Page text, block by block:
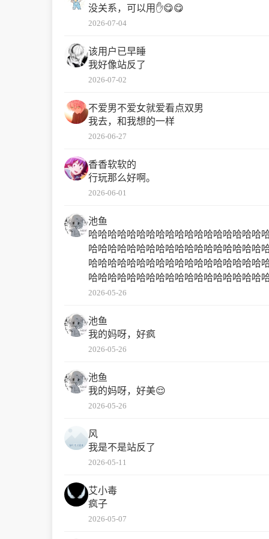
没关系，可以用✋😋😋
2026-07-04
该用户已早睡
我好像站反了
2026-07-02
不爱男不爱女就爱看点双男
我去，和我想的一样
2026-06-27
香香软软的
行玩那么好啊。
2026-06-01
池鱼
哈哈哈哈哈哈哈哈哈哈哈哈哈哈哈哈哈哈
哈哈哈哈哈哈哈哈哈哈哈哈哈哈哈哈哈哈
哈哈哈哈哈哈哈哈哈哈哈哈哈哈哈哈哈哈
哈哈哈哈哈哈哈哈哈哈哈哈哈哈哈哈哈哈
2026-05-26
池鱼
我的妈呀，好疯
2026-05-26
池鱼
我的妈呀，好美😌
2026-05-26
风
我是不是站反了
2026-05-11
艾小毒
疯子
2026-05-07